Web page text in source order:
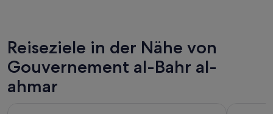
Reiseziele in der Nähe von
Gouvernement al-Bahr al-
ahmar